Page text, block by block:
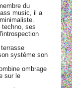
du
music, il a
techno, ses
système son
ombrage
sur le